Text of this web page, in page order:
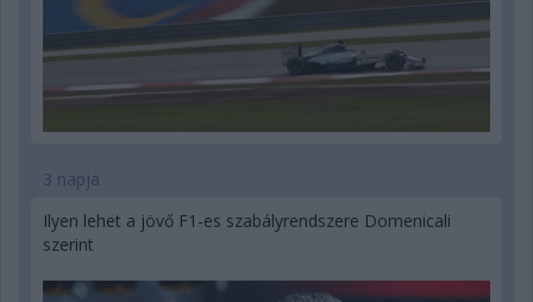
3 napja
Ilyen lehet a jövő F1-es szabályrendszere Domenicali
szerint